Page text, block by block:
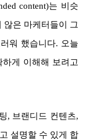
content)는 비슷
않은 마케터들이 그
워 했습니다. 오늘
게 이해해 보려고
, 브랜디드 컨텐츠,
설명할 수 있게 합